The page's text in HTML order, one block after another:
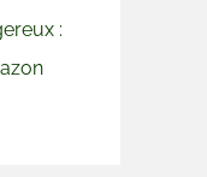
: